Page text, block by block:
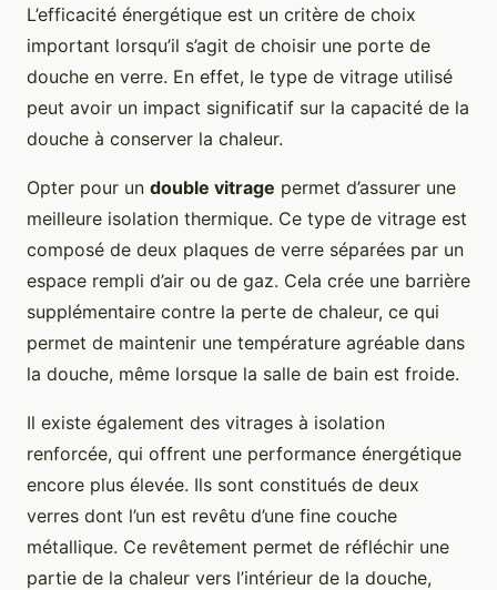
L’efficacité énergétique est un critère de choix
important lorsqu’il s’agit de choisir une porte de
douche en verre. En effet, le type de vitrage utilisé
peut avoir un impact significatif sur la capacité de la
douche à conserver la chaleur.
Opter pour un double vitrage permet d’assurer une
meilleure isolation thermique. Ce type de vitrage est
composé de deux plaques de verre séparées par un
espace rempli d’air ou de gaz. Cela crée une barrière
supplémentaire contre la perte de chaleur, ce qui
permet de maintenir une température agréable dans
la douche, même lorsque la salle de bain est froide.
Il existe également des vitrages à isolation
renforcée, qui offrent une performance énergétique
encore plus élevée. Ils sont constitués de deux
verres dont l’un est revêtu d’une fine couche
métallique. Ce revêtement permet de réfléchir une
partie de la chaleur vers l’intérieur de la douche,